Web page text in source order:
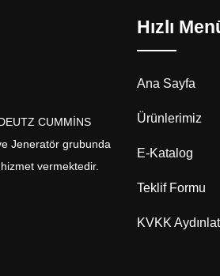
CUMMİNS
Jeneratör grubunda
vermektedir.
Hızlı
Ana Sayfa
Ürünlerimiz
E-Katalog
Teklif Formu
KVKK